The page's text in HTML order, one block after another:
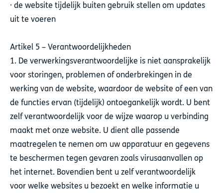
· de website tijdelijk buiten gebruik stellen om updates
uit te voeren
Artikel 5 – Verantwoordelijkheden
1. De verwerkingsverantwoordelijke is niet aansprakelijk
voor storingen, problemen of onderbrekingen in de
werking van de website, waardoor de website of een van
de functies ervan (tijdelijk) ontoegankelijk wordt. U bent
zelf verantwoordelijk voor de wijze waarop u verbinding
maakt met onze website. U dient alle passende
maatregelen te nemen om uw apparatuur en gegevens
te beschermen tegen gevaren zoals virusaanvallen op
het internet. Bovendien bent u zelf verantwoordelijk
voor welke websites u bezoekt en welke informatie u